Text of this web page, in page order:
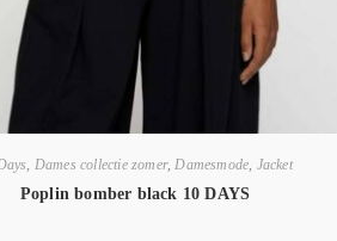
, Dames collectie zomer,Damesmode, Jacket
Poplin bomber black 10 DAYS